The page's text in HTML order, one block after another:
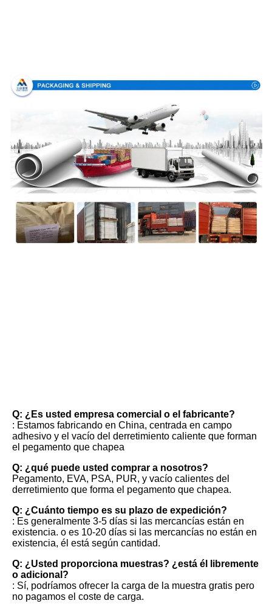
Q: ¿Es usted empresa comercial o el fabricante?
: Estamos fabricando en China, centrada en campo
adhesivo y el vacío del derretimiento caliente que forman
el pegamento que chapea
Q: ¿qué puede usted comprar a nosotros?
Pegamento, EVA, PSA, PUR, y vacío calientes del
derretimiento que forma el pegamento que chapea.
Q: ¿Cuánto tiempo es su plazo de expedición?
: Es generalmente 3-5 días si las mercancías están en
existencia. o es 10-20 días si las mercancías no están en
existencia, él está según cantidad.
Q: ¿Usted proporciona muestras? ¿está él libremente
o adicional?
: Sí, podríamos ofrecer la carga de la muestra gratis pero
no pagamos el coste de carga.